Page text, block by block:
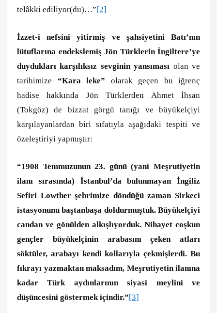
telâkki ediliyor(du)…”[2]
İzzet-i nefsini yitirmiş ve şahsiyetini Batı’nın
lütuflarına endekslemiş Jön Türklerin İngiltere’ye
duydukları karşılıksız sevginin yansıması olan ve
tarihimize “Kara leke” olarak geçen bu iğrenç
hadise hakkında Jön Türklerden Ahmet İhsan
(Tokgöz) de bizzat görgü tanığı ve büyükelçiyi
karşılayanlardan biri sıfatıyla aşağıdaki tespiti ve
özeleştiriyi yapmıştır:
“1908 Temmuzunun 23. günü (yani Meşrutiyetin
ilanı sırasında) İstanbul’da bulunmayan İngiliz
Sefiri Lowther şehrimize döndüğü zaman Sirkeci
istasyonunu baştanbaşa doldurmuştuk. Büyükelçiyi
candan ve gönülden alkışlıyorduk. Nihayet coşkun
gençler büyükelçinin arabasını çeken atları
söktüler, arabayı kendi kollarıyla çekmişlerdi. Bu
fıkrayı yazmaktan maksadım, Meşrutiyetin ilanına
kadar Türk aydınlarının siyasi meylini ve
düşüncesini göstermek içindir.”[3]